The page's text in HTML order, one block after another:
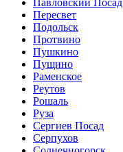
Пересвет
Подольск
Протвино
Пушкино
Пущино
Раменское
Реутов
Рошаль
Руза
Сергиев Посад
Серпухов